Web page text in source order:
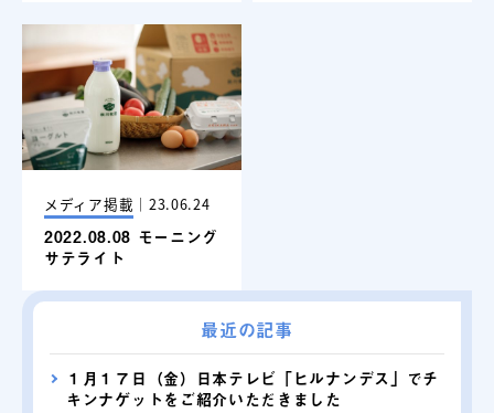
メディア掲載 ｜ 23.06.24
2022.08.08 モーニング
サテライト
最近の記事
１月１７日（金）日本テレビ「ヒルナンデス」でチ
キンナゲットをご紹介いただきました